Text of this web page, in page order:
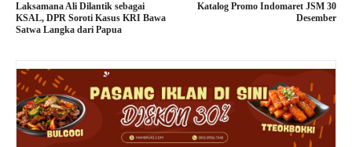
Laksamana Ali Dilantik sebagai
KSAL, DPR Soroti Kasus KRI Bawa
Satwa Langka dari Papua
Katalog Promo Indomaret JSM 30
Desember